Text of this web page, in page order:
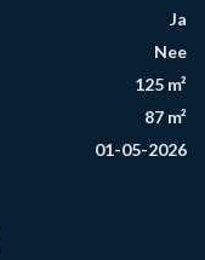
Ja
Nee
125 m²
87 m²
01-05-2026